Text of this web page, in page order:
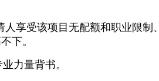
享受该项目无配额和职业限制
下。
力量背书。